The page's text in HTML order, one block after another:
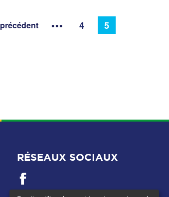
précédent ... 4 5
RÉSEAUX SOCIAUX